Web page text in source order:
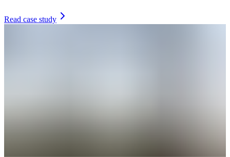
Read case study